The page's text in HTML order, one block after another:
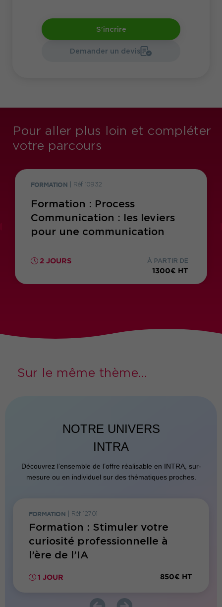
S'incrire
Demander un devis
Pour aller plus loin et compléter
votre parcours
FORMATION Réf. 10932
Formation : Process
Communication : les leviers
pour une communication
2 JOURS À PARTIR DE
1300€ HT
Sur le même thème...
NOTRE UNIVERS
INTRA
Découvrez l’ensemble de l’offre réalisable en INTRA, sur-
mesure ou en individuel sur des thématiques proches.
FORMATION Réf. 12701
Formation : Stimuler votre
curiosité professionnelle à
l’ère de l’IA
1 JOUR 850€ HT